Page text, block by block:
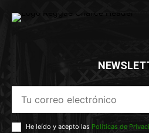
He leído y acepto las Políticas de